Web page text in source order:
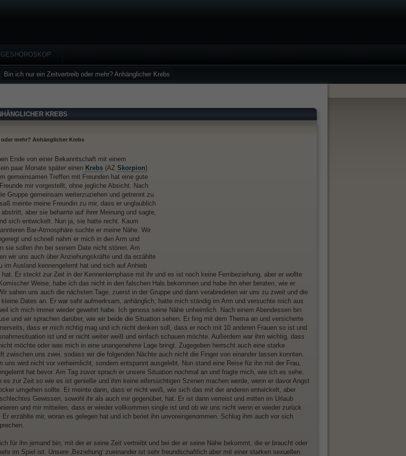
Bin ich nur ein Zeitvertreib oder mehr? Anhänglicher Krebs
KREBS
mehr? Anhänglicher Krebs
Ende von einer Bekanntschaft mit einem
paar Monate später einen Krebs (AZ Skorpion)
gemeinsamen Treffen mit Freunden hat eine gute
mir vorgestellt, ohne jegliche Absicht. Nach
Gruppe gemeinsam weiterzuziehen und getrennt zu
meinte meine Freundin zu mir, dass er unglaublich
aber sie beharrte auf ihrer Meinung und sagte,
sich entwickelt. Nun ja, sie hatte recht. Kaum
Bar-Atmosphäre suchte er meine Nähe. Wir
und schnell nahm er mich in den Arm und
sie sollen ihn bei seinem Date nicht stören. Am
wir uns auch über Anziehungskräfte und da erzählte
im Ausland kennengelernt hat und sich auf Anhieb
Er steckt zur Zeit in der Kennenlernphase mit ihr und es ist noch keine Fernbeziehung, aber er wollte
Weise, habe ich das nicht in den falschen Hals bekommen und habe ihn eher beraten, wie er
sahen uns auch die nächsten Tage, zuerst in der Gruppe und dann verabredeten wir uns zu zweit und die
Dates an. Er war sehr aufmerksam, anhänglich, hatte mich ständig im Arm und versuchte mich aus
ich mich immer wieder gewehrt habe. Ich genoss seine Nähe unheimlich. Nach einem Abendessen bin
und wir sprachen darüber, wie wir beide die Situation sehen. Er fing mit dem Thema an und versicherte
dass er mich richtig mag und ich nicht denken soll, dass er noch mit 10 anderen Frauen so ist und
ist und er nicht weiter weiß und einfach schauen möchte. Außerdem war ihm wichtig, dass
möchte oder was mich in eine unangenehme Lage bringt. Zugegeben herrscht auch eine starke
zwischen uns zwei, sodass wir die folgenden Nächte auch nicht die Finger von einander lassen konnten.
uns wird nicht vor verheimlicht, sondern entspannt ausgelebt. Nun stand eine Reise für ihn mit der Frau,
hat bevor. Am Tag zuvor sprach er unsere Situation nochmal an und fragte mich, wie ich es sehe.
es zur Zeit so wie es ist genieße und ihm keine eifersüchtigen Szenen machen werde, wenn er davor Angst
umgehen sollte. Er meinte dann, dass er nicht weiß, wie sich das mit der anderen entwickelt, aber
Gewissen, sowohl ihr als auch mir gegenüber, hat. Er ist dann verreist und mitten im Urlaub
und mir mitteilen, dass er wieder vollkommen single ist und ob wir uns nicht wenn er wieder zurück
erzählte mir, woran es gelegen hat und ich beriet ihn unvoreingenommen. Schlug ihm auch vor sich
für ihn jemand bin, mit der er seine Zeit vertreibt und bei der er seine Nähe bekommt, die er braucht oder
im Spiel ist. Unsere ‚Beziehung‘ zueinander ist sehr freundschaftlich aber mit einer starken sexuellen